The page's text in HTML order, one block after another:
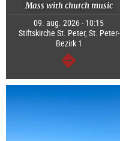
Mass with church music
09. aug. 2026 - 10:15
Stiftskirche St. Peter, St. Peter-
Bezirk 1
Tovább